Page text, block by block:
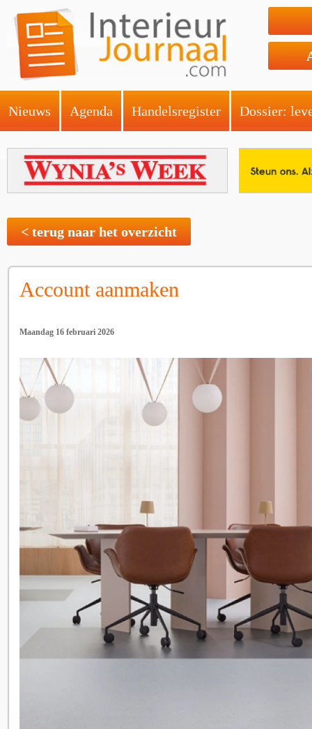
Nieuws Agenda Handelsregister Dossier:
< terug naar het overzicht
Account aanmaken
Maandag 16 februari 2026